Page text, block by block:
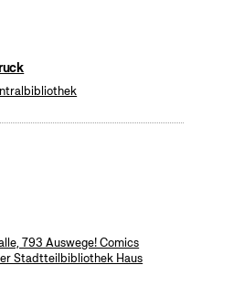
793 Auswege! Comics
Stadtteilbibliothek Haus